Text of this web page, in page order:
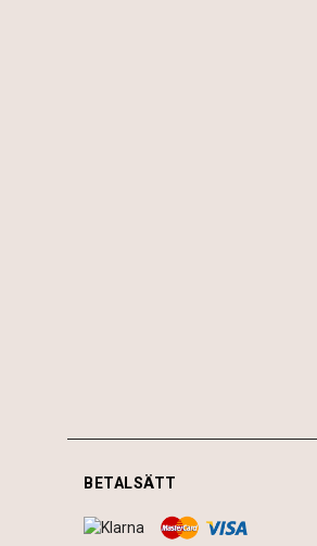
BETALSÄTT